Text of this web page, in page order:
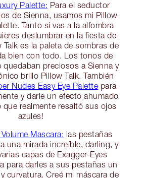
Palette: Para el seductor
de Sienna, usamos mi Pillow
Tanto si vas a la alfombra
deslumbrar en la fiesta de
Talk es la paleta de sombras de
bien con todo. Los tonos de
quedaban preciosos a Sienna y
brillo Pillow Talk. También
Nudes Easy Eye Palette para
y darle un efecto ahumado
que realmente resaltó sus ojos
azules!
Mascara: las pestañas
una mirada increíble, darling, y
capas de Exagger-Eyes
para darles a sus pestañas un
curvatura. Creé mi máscara de